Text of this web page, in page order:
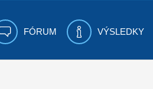
FÓRUM VÝSLEDKY